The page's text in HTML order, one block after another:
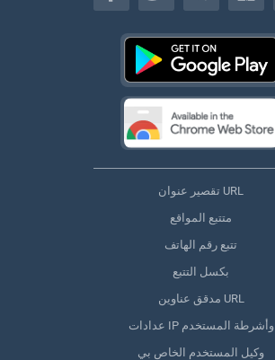
تقصير عنوان URL
متتبع المواقع
تتبع رقم الهاتف
بكسل التتبع
مدقق عناوين URL
عدادات IP وأشرطة المستخدم
وكيل المستخدم الخاص بي